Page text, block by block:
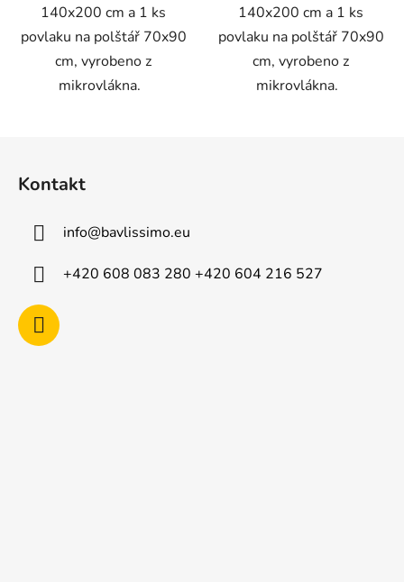
140x200 cm a 1 ks
povlaku na polštář 70x90
cm, vyrobeno z
mikrovlákna.
140x200 cm a 1 ks
povlaku na polštář 70x90
cm, vyrobeno z
mikrovlákna.
Kontakt
info@bavlissimo.eu
+420 608 083 280 +420 604 216 527